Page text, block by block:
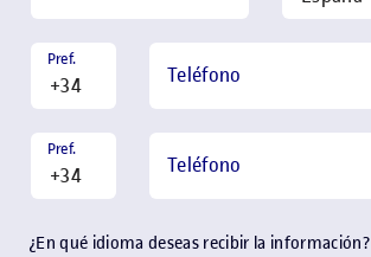
Pref.
Teléfono
Pref.
Teléfono
¿En qué idioma deseas recibir la información?